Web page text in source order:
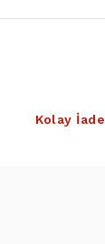
Kolay İade